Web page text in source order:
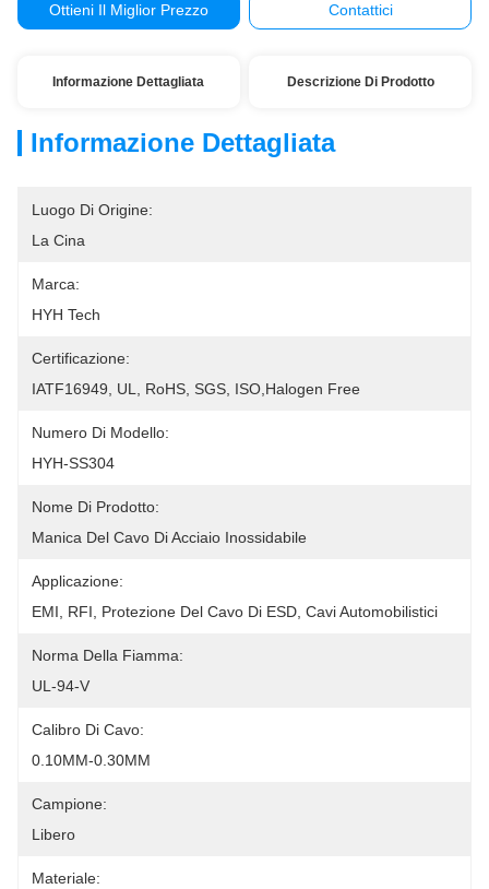
Ottieni Il Miglior Prezzo Contattici
Informazione Dettagliata Descrizione Di Prodotto
Informazione Dettagliata
Luogo Di Origine:
La Cina
Marca:
HYH Tech
Certificazione:
IATF16949, UL, RoHS, SGS, ISO,Halogen Free
Numero Di Modello:
HYH-SS304
Nome Di Prodotto:
Manica Del Cavo Di Acciaio Inossidabile
Applicazione:
EMI, RFI, Protezione Del Cavo Di ESD, Cavi Automobilistici
Norma Della Fiamma:
UL-94-V
Calibro Di Cavo:
0.10MM-0.30MM
Campione:
Libero
Materiale: